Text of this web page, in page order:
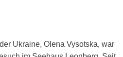
Ukraine, Olena Vysotska, war